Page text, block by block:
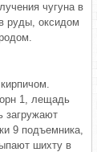
чугуна в
руды, оксидом
1, лещадь
загружают
9 подъемника,
шихту в